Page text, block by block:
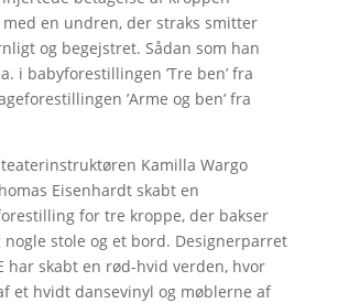
en undren, der straks smitter
og begejstret. Sådan som han
i babyforestillingen ’Tre ben’ fra
’Arme og ben’ fra
Kamilla Wargo
Eisenhardt skabt en
for tre kroppe, der bakser
stole og et bord. Designerparret
har skabt en rød-hvid verden, hvor
et hvidt dansevinyl og møblerne af